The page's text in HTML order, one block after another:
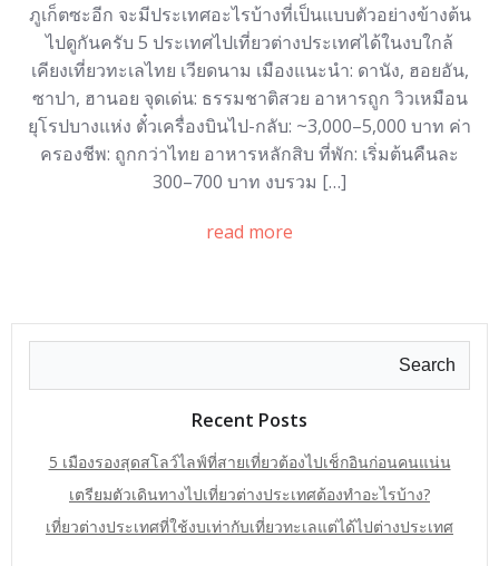
ภูเก็ตซะอีก จะมีประเทศอะไรบ้างที่เป็นแบบตัวอย่างข้างต้น
ไปดูกันครับ 5 ประเทศไปเที่ยวต่างประเทศได้ในงบใกล้
เคียงเที่ยวทะเลไทย เวียดนาม เมืองแนะนำ: ดานัง, ฮอยอัน,
ซาปา, ฮานอย จุดเด่น: ธรรมชาติสวย อาหารถูก วิวเหมือน
ยุโรปบางแห่ง ตั๋วเครื่องบินไป-กลับ: ~3,000–5,000 บาท ค่า
ครองชีพ: ถูกกว่าไทย อาหารหลักสิบ ที่พัก: เริ่มต้นคืนละ
300–700 บาท งบรวม […]
read more
Search
Recent Posts
5 เมืองรองสุดสโลว์ไลฟ์ที่สายเที่ยวต้องไปเช็กอินก่อนคนแน่น
เตรียมตัวเดินทางไปเที่ยวต่างประเทศต้องทำอะไรบ้าง?
เที่ยวต่างประเทศที่ใช้งบเท่ากับเที่ยวทะเลแต่ได้ไปต่างประเทศ